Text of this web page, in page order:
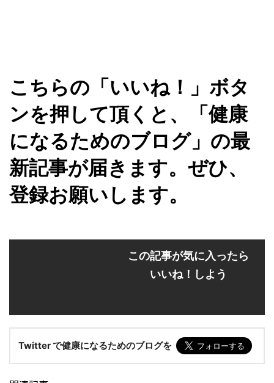
こちらの「いいね！」ボタ
ンを押して頂くと、「健康
になるためのブログ」の最
新記事が届きます。ぜひ、
登録お願いします。
この記事が気に入ったら
いいね！しよう
Twitter で健康になるためのブログを